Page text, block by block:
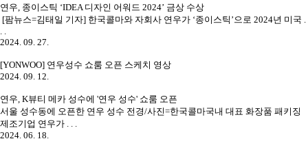
연우, 종이스틱 ‘IDEA 디자인 어워드 2024’ 금상 수상
[팜뉴스=김태일 기자] 한국콜마와 자회사 연우가 ‘종이스틱’으로 2024년 미국 .
. .
2024. 09. 27.
[YONWOO] 연우성수 쇼룸 오픈 스케치 영상
2024. 09. 12.
연우, K뷰티 메카 성수에 '연우 성수' 쇼룸 오픈
서울 성수동에 오픈한 연우 성수 전경/사진=한국콜마국내 대표 화장품 패키징
제조기업 연우가 . . .
2024. 06. 18.